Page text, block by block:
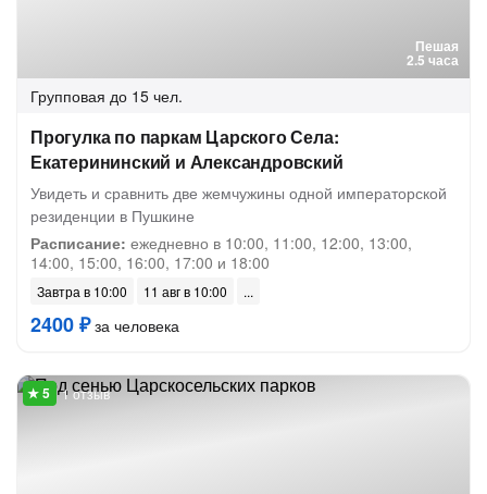
Пешая
2.5 часа
Групповая до 15 чел.
Прогулка по паркам Царского Села:
Екатерининский и Александровский
Увидеть и сравнить две жемчужины одной императорской
резиденции в Пушкине
Расписание: ежедневно в 10:00, 11:00, 12:00, 13:00,
14:00, 15:00, 16:00, 17:00 и 18:00
Завтра в 10:00 11 авг в 10:00
2400 ₽за человека
1 отзыв